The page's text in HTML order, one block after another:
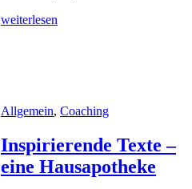
weiterlesen
Allgemein, Coaching
Inspirierende Texte –
eine Hausapotheke